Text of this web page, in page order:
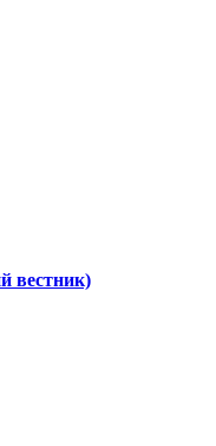
вестник)